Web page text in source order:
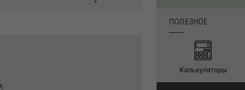
ПОЛЕЗНОЕ
Калькуляторы